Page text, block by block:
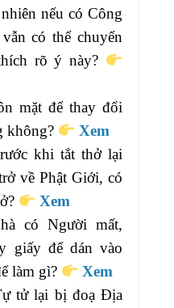
nếu có Công
có thể chuyển
rõ ý này?
mặt để thay đổi
không?
Xem
khi tắt thở lại
về Phật Giới, có
Xem
có Người mất,
giấy để dán vào
làm gì?
Xem
tử lại bị đoạ Địa